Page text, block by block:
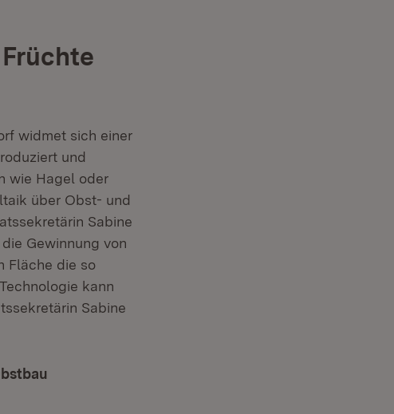
Fenster)
widmet sich einer
und
wie Hagel oder
über Obst- und
Sabine
Gewinnung von
Fläche die so
kann
Sabine